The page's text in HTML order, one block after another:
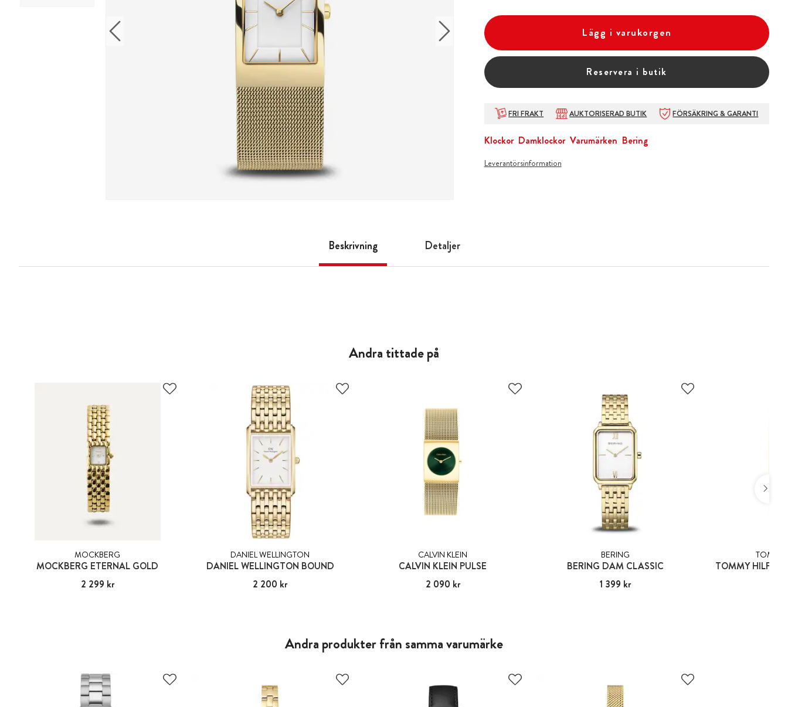
Lägg i varukorgen
Reservera i butik
FRI FRAKT AUKTORISERAD BUTIK FÖRSÄKRING & GARANTI
Klockor Damklockor Varumärken Bering
Leverantörsinformation
Beskrivning Detaljer
Andra tittade på
MOCKBERG
MOCKBERG ETERNAL GOLD
Pris :2 299 kr
2 299 kr
DANIEL WELLINGTON
DANIEL WELLINGTON BOUND
Pris :2 200 kr
2 200 kr
CALVIN KLEIN
CALVIN KLEIN PULSE
Pris :2 090 kr
2 090 kr
BERING
BERING DAM CLASSIC
Pris :1 399 kr
1 399 kr
TOMMY
TOMMY
Andra produkter från samma varumärke